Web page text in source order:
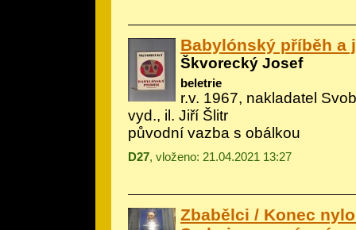
Babylónský příběh a
Škvorecký Josef
beletrie
r.v. 1967, nakladatel
vyd., il. Jiří Šlitr
původní vazba s obálkou
D27, vloženo: 21.04.2021 13:27
Zbabělci / Konec